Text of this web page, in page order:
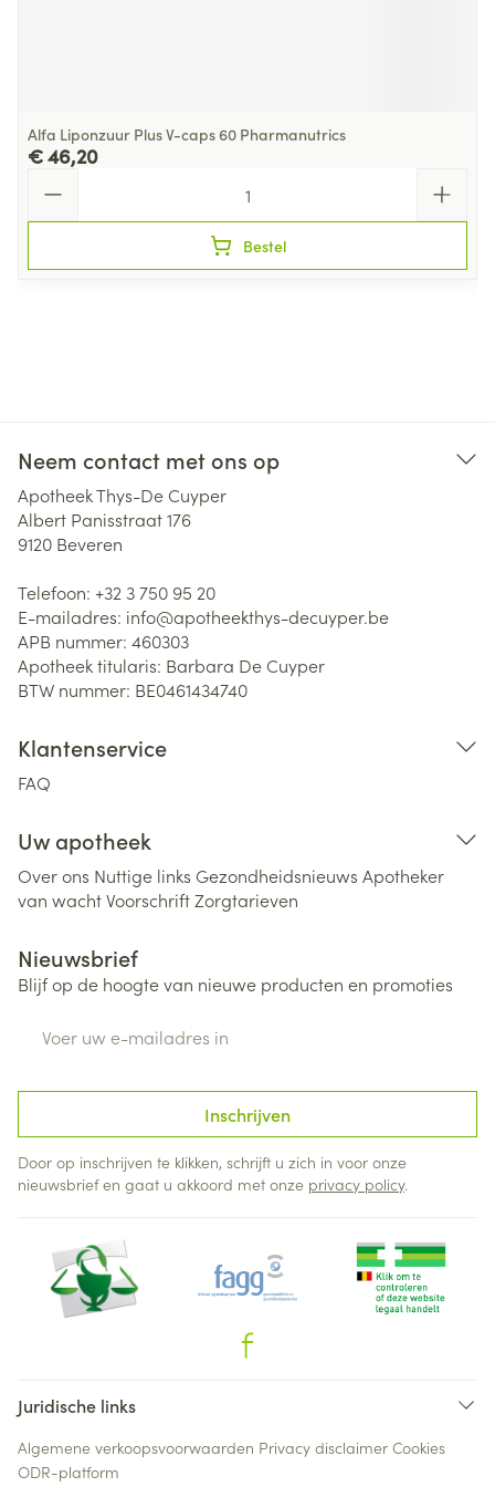
Alfa Liponzuur Plus V-caps 60 Pharmanutrics
€ 46,20
Bestel
Neem contact met ons op
Apotheek Thys-De Cuyper
Albert Panisstraat 176
9120 Beveren
Telefoon: +32 3 750 95 20
E-mailadres: info@apotheekthys-decuyper.be
APB nummer: 460303
Apotheek titularis: Barbara De Cuyper
BTW nummer: BE0461434740
Klantenservice
FAQ
Uw apotheek
Over ons Nuttige links Gezondheidsnieuws Apotheker
van wachtVoorschriftZorgtarieven
Nieuwsbrief
Blijf op de hoogte van nieuwe producten en promoties
Inschrijven
Door op inschrijven te klikken, schrijft u zich in voor onze
nieuwsbrief en gaat u akkoord met onze privacy policy.
Juridische links
Algemene verkoopsvoorwaarden Privacy disclaimer Cookies
ODR-platform